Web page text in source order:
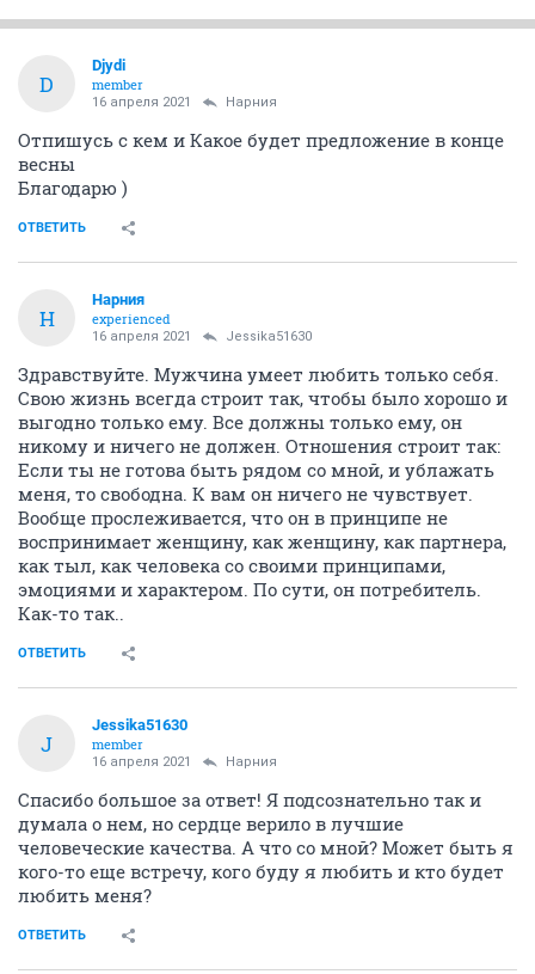
D
Djydi
member
16 апреля 2021 Нарния
Отпишусь с кем и Какое будет предложение в конце
весны
Благодарю )
ОТВЕТИТЬ
Н
Нарния
experienced
16 апреля 2021 Jessika51630
Здравствуйте. Мужчина умеет любить только себя.
Свою жизнь всегда строит так, чтобы было хорошо и
выгодно только ему. Все должны только ему, он
никому и ничего не должен. Отношения строит так:
Если ты не готова быть рядом со мной, и ублажать
меня, то свободна. К вам он ничего не чувствует.
Вообще прослеживается, что он в принципе не
воспринимает женщину, как женщину, как партнера,
как тыл, как человека со своими принципами,
эмоциями и характером. По сути, он потребитель.
Как-то так..
ОТВЕТИТЬ
J
Jessika51630
member
16 апреля 2021 Нарния
Спасибо большое за ответ! Я подсознательно так и
думала о нем, но сердце верило в лучшие
человеческие качества. А что со мной? Может быть я
кого-то еще встречу, кого буду я любить и кто будет
любить меня?
ОТВЕТИТЬ